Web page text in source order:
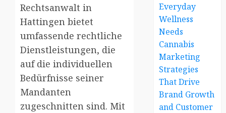
Rechtsanwalt in
Hattingen bietet
umfassende rechtliche
Dienstleistungen, die
auf die individuellen
Bedürfnisse seiner
Mandanten
zugeschnitten sind. Mit
Everyday
Wellness
Needs
Cannabis
Marketing
Strategies
That Drive
Brand Growth
and Customer